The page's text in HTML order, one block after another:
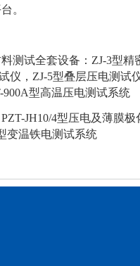
。
测试全套设备：ZJ-3型精
仪，ZJ-5型叠层压电测试
900A型高温压电测试系统
JH10/4型压电及薄膜极
变温铁电测试系统